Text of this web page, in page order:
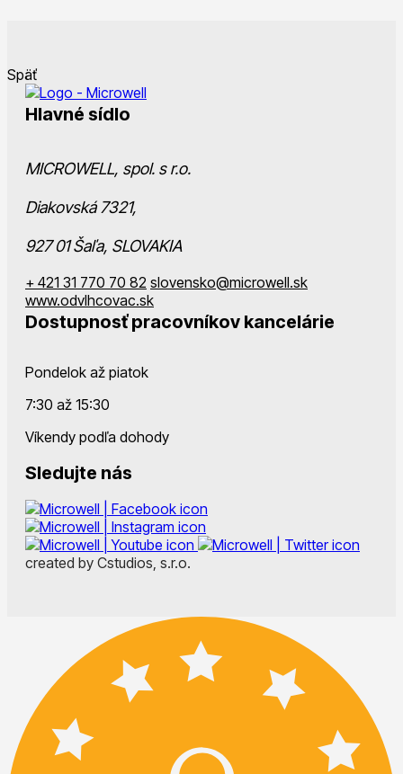
Späť
Hlavné sídlo
MICROWELL, spol. s r.o.
Diakovská 7321,
927 01 Šaľa, SLOVAKIA
+ 421 31 770 70 82 slovensko@microwell.sk
www.odvlhcovac.sk
Dostupnosť pracovníkov kancelárie
Pondelok až piatok
7:30 až 15:30
Víkendy podľa dohody
Sledujte nás
created by Cstudios, s.r.o.